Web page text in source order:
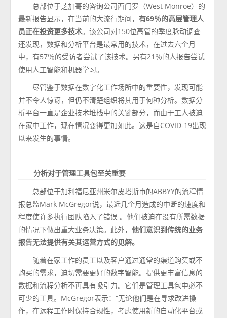
总部位于芝加哥的咨询公司西门罗（West Monroe）的
最新报告显示，在当前的大流行期间，有69％的高层管理人
员正在投资更多技术。该公司对150位高管的季度脉动调查
还发现，数据和分析平台是最常用的技术，在过去六个月
中，有57％的受访者尝试了该技术。另有21％的人报告尝试
使用人工智能和机器学习。
尽管鉴于数据在数字化工作场所中的重要性，发现可能
并不令人惊讶，但仍不清楚组织将其用于何种分析。数据分
析平台一直是企业技术堆栈中的关键部分，而由于工人被迫
在家中工作，现在情况变得更加如此。这是自COVID-19出现
以来发生的事情。
分析对于管理工具包至关重要
总部位于加利福尼亚州米尔皮塔斯市的ABBYY的流程情
报总监Mark McGregor说，最近几个月造成的中断的速度和
程度使许多执行团队陷入了错误 。他们被迫在没有所需数据
的情况下做出重大业务决策。此外，他们意识到传统的业务
报告无法提供有关其运营方式的见解。
随着在家工作的员工以及客户通过通常的渠道购买或不
购买的需求，迫切需要更好的数字智能。提供更丰富信息的
数据和流程分析不再具有吸引力。它们是管理工具包中必不
可少的工具。McGregor表示：“无论他们是在寻求改进操
作，在远程工作时保持合规性，考虑使用新的自动化平台或